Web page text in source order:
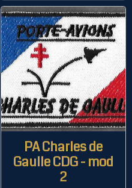
PA Charles de
Gaulle CDG - mod
2